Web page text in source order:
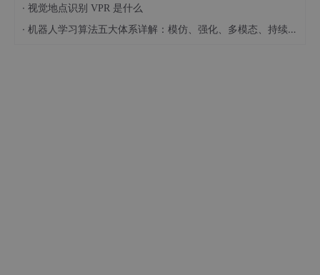
· 视觉地点识别 VPR 是什么
· 机器人学习算法五大体系详解：模仿、强化、多模态、持续学习……